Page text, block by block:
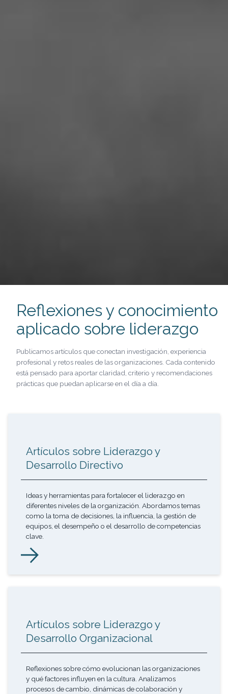
Reflexiones y conocimiento
aplicado sobre liderazgo
Publicamos artículos que conectan investigación, experiencia
profesional y retos reales de las organizaciones. Cada contenido
está pensado para aportar claridad, criterio y recomendaciones
prácticas que puedan aplicarse en el día a día.
Artículos sobre Liderazgo y
Desarrollo Directivo
Ideas y herramientas para fortalecer el liderazgo en
diferentes niveles de la organización. Abordamos temas
como la toma de decisiones, la influencia, la gestión de
equipos, el desempeño o el desarrollo de competencias
clave.
Artículos sobre Liderazgo y
Desarrollo Organizacional
Reflexiones sobre cómo evolucionan las organizaciones
y qué factores influyen en la cultura. Analizamos
procesos de cambio, dinámicas de colaboración y